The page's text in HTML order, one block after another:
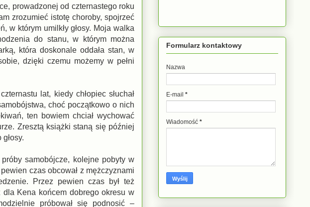
prowadzonej od czternastego roku
zrozumieć istotę choroby, spojrzeć
w którym umilkły głosy. Moja walka
do stanu, w którym można
która doskonale oddała stan, w
dzięki czemu możemy w pełni
lat, kiedy chłopiec słuchał
choć początkowo o nich
ten bowiem chciał wychować
Zresztą książki staną się później
samobójcze, kolejne pobyty w
czas obcował z mężczyznami
Przez pewien czas był też
dla Kena końcem dobrego okresu w
próbował się podnosić –
Formularz kontaktowy
Nazwa
E-mail *
Wiadomość *